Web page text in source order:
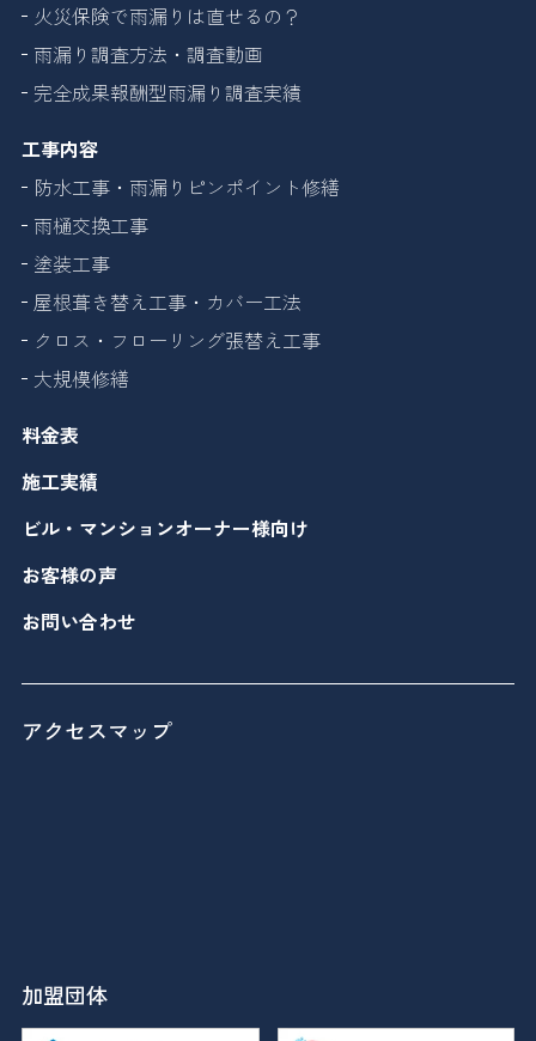
火災保険で雨漏りは直せるの？
雨漏り調査方法・調査動画
完全成果報酬型雨漏り調査実績
工事内容
防水工事・雨漏りピンポイント修繕
雨樋交換工事
塗装工事
屋根葺き替え工事・カバー工法
クロス・フローリング張替え工事
大規模修繕
料金表
施工実績
ビル・マンションオーナー様向け
お客様の声
お問い合わせ
アクセスマップ
加盟団体